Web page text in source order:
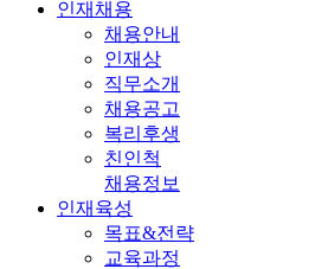
인재채용
채용안내
인재상
직무소개
채용공고
복리후생
친인척
채용정보
인재육성
목표&전략
교육과정